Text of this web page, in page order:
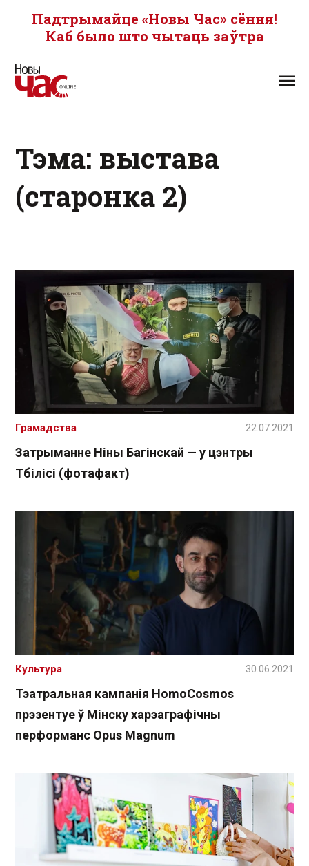
Падтрымайце «Новы Час» сёння!
Каб было што чытаць заўтра
Тэма: выстава
(старонка 2)
Затрыманне Ніны Багінскай — у цэнтры
Тбілісі (фотафакт)
Грамадства 22.07.2021
Тэатральная кампанія HomoCosmos
прэзентуе ў Мінску харэаграфічны
перформанс Opus Magnum
Культура 30.06.2021